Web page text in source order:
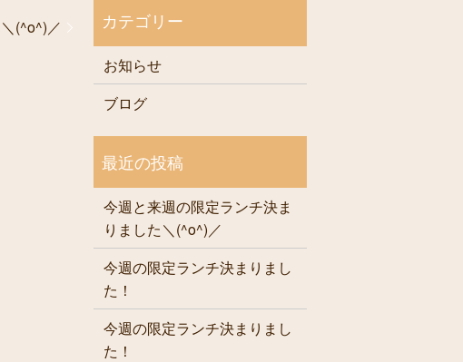
(^o^)／
お知らせ
ブログ
今週と来週の限定ランチ決ま
りました＼(^o^)／
今週の限定ランチ決まりまし
た！
今週の限定ランチ決まりまし
た！